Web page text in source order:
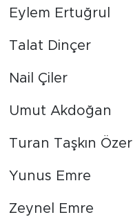
Eylem Ertuğrul
Talat Dinçer
Nail Çiler
Umut Akdoğan
Turan Taşkın Özer
Yunus Emre
Zeynel Emre